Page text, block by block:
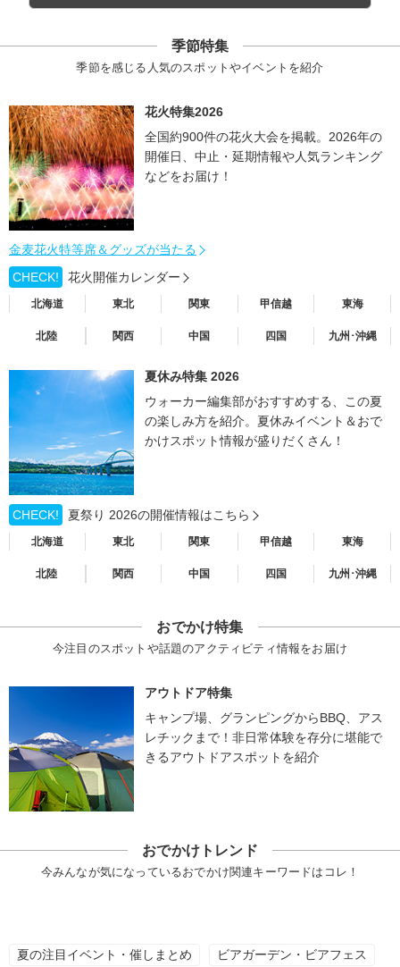
季節特集
季節を感じる人気のスポットやイベントを紹介
花火特集2026
全国約900件の花火大会を掲載。2026年の
開催日、中止・延期情報や人気ランキング
などをお届け！
金麦花火特等席＆グッズが当たる
CHECK!
花火開催カレンダー
北海道 東北 関東 甲信越 東海
北陸 関西 中国 四国 九州･沖縄
夏休み特集 2026
ウォーカー編集部がおすすめする、この夏
の楽しみ方を紹介。夏休みイベント＆おで
かけスポット情報が盛りだくさん！
CHECK! 夏祭り 2026の開催情報はこちら
北海道 東北 関東 甲信越 東海
北陸 関西 中国 四国 九州･沖縄
おでかけ特集
今注目のスポットや話題のアクティビティ情報をお届け
アウトドア特集
キャンプ場、グランピングからBBQ、アス
レチックまで！非日常体験を存分に堪能で
きるアウトドアスポットを紹介
おでかけトレンド
今みんなが気になっているおでかけ関連キーワードはコレ！
夏の注目イベント・催しまとめ ビアガーデン・ビアフェス